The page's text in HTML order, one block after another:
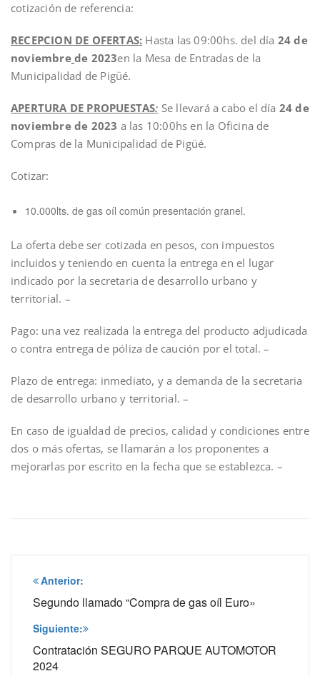
cotización de referencia:
RECEPCION DE OFERTAS: Hasta las 09:00hs. del día 24 de
noviembre de 2023en la Mesa de Entradas de la
Municipalidad de Pigüé.
APERTURA DE PROPUESTAS: Se llevará a cabo el día 24 de
noviembrede 2023 a las 10:00hs en la Oficina de
Compras de la Municipalidad de Pigüé.
Cotizar:
10.000lts. de gas oíl común presentación granel.
La oferta debe ser cotizada en pesos, con impuestos
incluidos y teniendo en cuenta la entrega en el lugar
indicado por la secretaria de desarrollo urbano y
territorial. –
Pago: una vez realizada la entrega del producto adjudicada
o contra entrega de póliza de caución por el total. –
Plazo de entrega: inmediato, y a demanda de la secretaria
de desarrollo urbano y territorial. –
En caso de igualdad de precios, calidad y condiciones entre
dos o más ofertas, se llamarán a los proponentes a
mejorarlas por escrito en la fecha que se establezca. –
Navegación
de
entradas
Anterior:
Segundo llamado “Compra de gas oíl Euro»
Siguiente:
Contratación SEGURO PARQUE AUTOMOTOR
2024